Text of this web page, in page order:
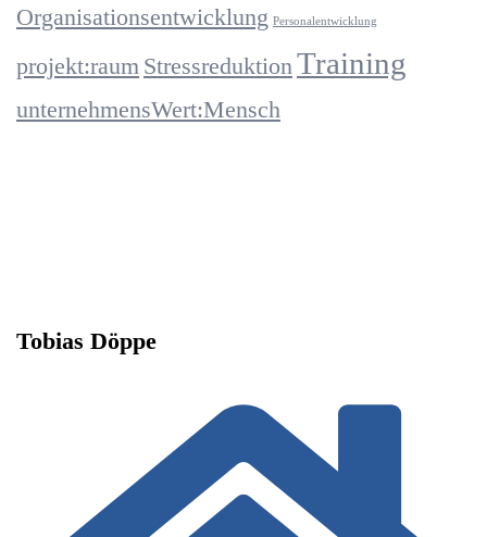
Organisationsentwicklung Personalentwicklung
projekt:raum StressreduktionTraining
unternehmensWert:Mensch
Tobias Döppe